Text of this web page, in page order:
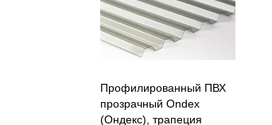
Профилированный ПВХ
прозрачный Ondex
(Ондекс), трапеция